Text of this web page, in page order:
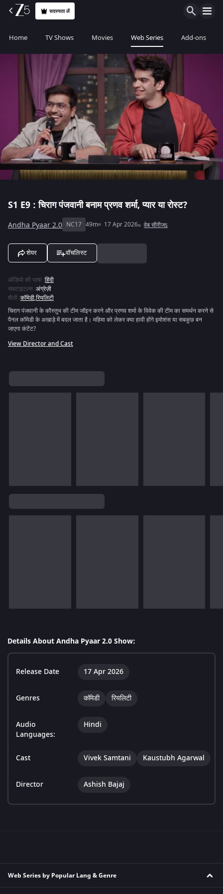
सदस्यता लें
Home TV Shows Movies Web Series Add-ons
S1 E9 : चिराग पंजवानी बनाम प्रणव शर्मा, प्यार या रोस्ट?
Andha Pyaar 2.0 NC17 49m 17 Apr 2026 वेब सीरीजs
शेयर वॉचलिस्ट
ऑडियो की भाषा :हिंदी
सबटाइटल्स :अंग्रेज़ी
शैली :कॉमेडी,रियलिटी
चिराग पंजवानी के कौस्तुभ की टीम जॉइन करने और प्रणव शर्मा के विवेक की टीम का समर्थन करने से
पैनल कॉमेडी के अखाड़े में बदल जाता है। महिमा को लेकर क्या हावी होंगे इमोशंस या सबकुछ बन
जाएगा कंटेंट?
View Director and Cast
Details About Andha Pyaar 2.0 Show:
Release Date 17 Apr 2026
Genres कॉमेडी रियलिटी
Audio
Languages:
Hindi
Cast Vivek Samtani Kaustubh Agarwal
Director Ashish Bajaj
Web Series by Popular Lang & Genre